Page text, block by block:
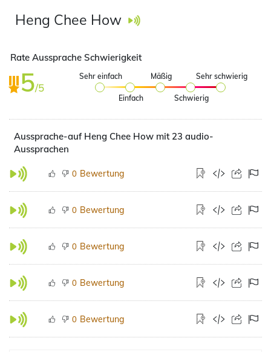
Heng Chee How
Rate Aussprache Schwierigkeit
5/5
Sehr einfach
Einfach
Mäßig
Schwierig
Sehr schwierig
Aussprache-auf Heng Chee How mit 23 audio-
Aussprachen
0 Bewertung
0 Bewertung
0 Bewertung
0 Bewertung
0 Bewertung